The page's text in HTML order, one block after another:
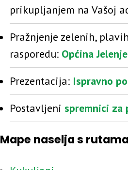
prikupljanjem na Vašoj
Pražnjenje zelenih,
rasporedu: Općina
Prezentacija: Ispravno
Postavljeni spremnici
Mape naselja s